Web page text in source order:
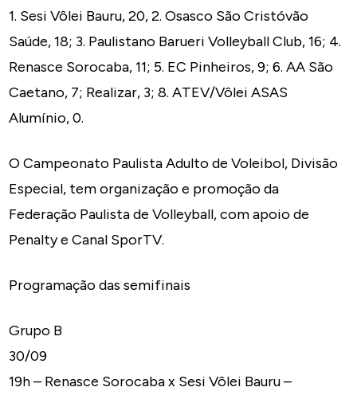
1. Sesi Vôlei Bauru, 20, 2. Osasco São Cristóvão
Saúde, 18; 3. Paulistano Barueri Volleyball Club, 16; 4.
Renasce Sorocaba, 11; 5. EC Pinheiros, 9; 6. AA São
Caetano, 7; Realizar, 3; 8. ATEV/Vôlei ASAS
Alumínio, 0.
O Campeonato Paulista Adulto de Voleibol, Divisão
Especial, tem organização e promoção da
Federação Paulista de Volleyball, com apoio de
Penalty e Canal SporTV.
Programação das semifinais
Grupo B
30/09
19h – Renasce Sorocaba x Sesi Vôlei Bauru –